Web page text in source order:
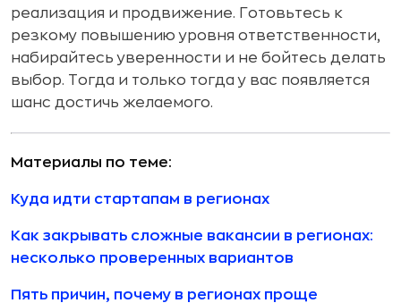
реализация и продвижение. Готовьтесь к
резкому повышению уровня ответственности,
набирайтесь уверенности и не бойтесь делать
выбор. Тогда и только тогда у вас появляется
шанс достичь желаемого.
Материалы по теме:
Куда идти стартапам в регионах
Как закрывать сложные вакансии в регионах:
несколько проверенных вариантов
Пять причин, почему в регионах проще